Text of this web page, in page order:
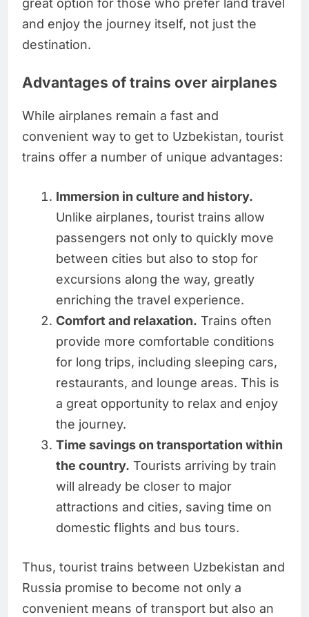
great option for those who prefer land travel
and enjoy the journey itself, not just the
destination.
Advantages of trains over airplanes
While airplanes remain a fast and
convenient way to get to Uzbekistan, tourist
trains offer a number of unique advantages:
Immersion in culture and history.
Unlike airplanes, tourist trains allow
passengers not only to quickly move
between cities but also to stop for
excursions along the way, greatly
enriching the travel experience.
Comfort and relaxation. Trains often
provide more comfortable conditions
for long trips, including sleeping cars,
restaurants, and lounge areas. This is
a great opportunity to relax and enjoy
the journey.
Time savings on transportation within
the country. Tourists arriving by train
will already be closer to major
attractions and cities, saving time on
domestic flights and bus tours.
Thus, tourist trains between Uzbekistan and
Russia promise to become not only a
convenient means of transport but also an